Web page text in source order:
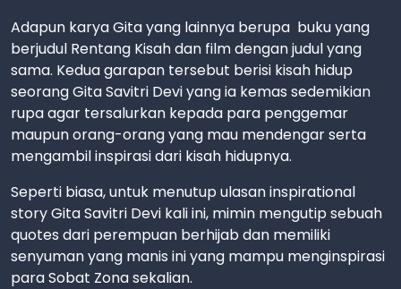
Adapun karya Gita yang lainnya berupa buku yang
berjudul Rentang Kisah dan film dengan judul yang
sama. Kedua garapan tersebut berisi kisah hidup
seorang Gita Savitri Devi yang ia kemas sedemikian
rupa agar tersalurkan kepada para penggemar
maupun orang-orang yang mau mendengar serta
mengambil inspirasi dari kisah hidupnya.
Seperti biasa, untuk menutup ulasan inspirational
story Gita Savitri Devi kali ini, mimin mengutip sebuah
quotes dari perempuan berhijab dan memiliki
senyuman yang manis ini yang mampu menginspirasi
para Sobat Zona sekalian.